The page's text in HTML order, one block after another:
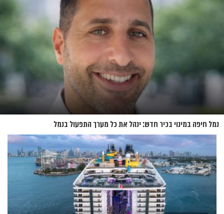
נמל חיפה במינוי בכיר חדש: ינהל את כל מערך התפעול בנמל